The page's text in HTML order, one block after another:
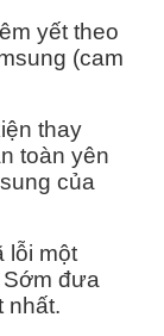
yết theo
(cam
thay
toàn yên
của
lỗi một
đưa
nhất.